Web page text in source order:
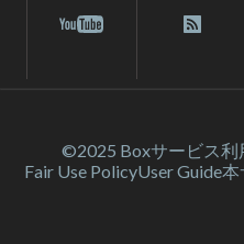
©2025 Boxサービス利
Fair Use PolicyUser Guide本